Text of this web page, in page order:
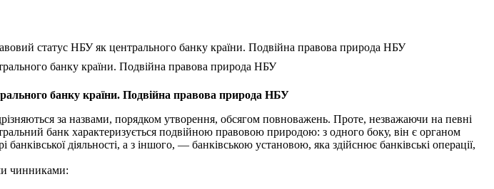
статус НБУ як центрального банку країни. Подвійна правова природа НБУ
банку країни. Подвійна правова природа НБУ
банку країни. Подвійна правова природа НБУ
за назвами, порядком утворення, обсягом повноважень. Проте, незважаючи на певні
банк характеризується подвійною правовою природою: з одного боку, він є органом
діяльності, а з іншого, — банківською установою, яка здійснює банківські операції,
чинниками: